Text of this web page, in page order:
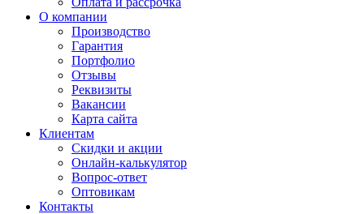
О компании
Производство
Гарантия
Портфолио
Отзывы
Реквизиты
Вакансии
Карта сайта
Клиентам
Скидки и акции
Онлайн-калькулятор
Вопрос-ответ
Оптовикам
Контакты